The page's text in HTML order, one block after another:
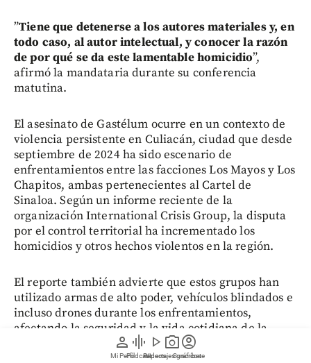
person
Mi Perfil
graphic_eq
Pódcast
play_arrow
Videos
photo_camera
Reportajes gráficos
account_circle
Suscríbete
”Tiene que detenerse a los autores materiales y, en
todo caso, al autor intelectual, y conocer la razón
de por qué se da este lamentable homicidio”,
afirmó la mandataria durante su conferencia
matutina.
El asesinato de Gastélum ocurre en un contexto de
violencia persistente en Culiacán, ciudad que desde
septiembre de 2024 ha sido escenario de
enfrentamientos entre las facciones Los Mayos y Los
Chapitos, ambas pertenecientes al Cartel de
Sinaloa. Según un informe reciente de la
organización International Crisis Group, la disputa
por el control territorial ha incrementado los
homicidios y otros hechos violentos en la región.
El reporte también advierte que estos grupos han
utilizado armas de alto poder, vehículos blindados e
incluso drones durante los enfrentamientos,
afectando la seguridad y la vida cotidiana de la